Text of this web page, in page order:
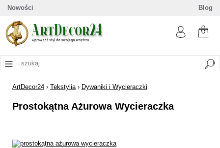
Nowości Blog
ArtDecor24 › Tekstylia › Dywaniki i Wycieraczki
Prostokątna Ażurowa Wycieraczka